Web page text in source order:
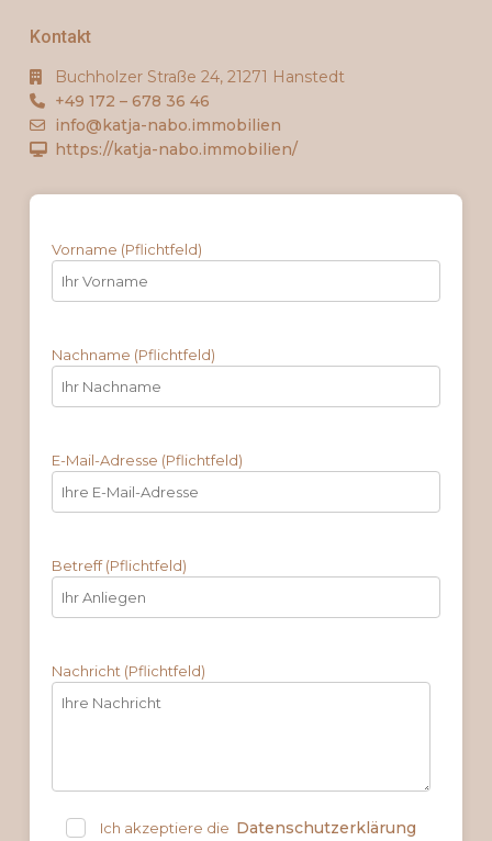
Kontakt
Buchholzer Straße 24, 21271 Hanstedt
+49 172 – 678 36 46
info@katja-nabo.immobilien
https://katja-nabo.immobilien/
Vorname (Pflichtfeld)
Nachname (Pflichtfeld)
E-Mail-Adresse (Pflichtfeld)
Betreff (Pflichtfeld)
Nachricht (Pflichtfeld)
Ich akzeptiere die Datenschutzerklärung